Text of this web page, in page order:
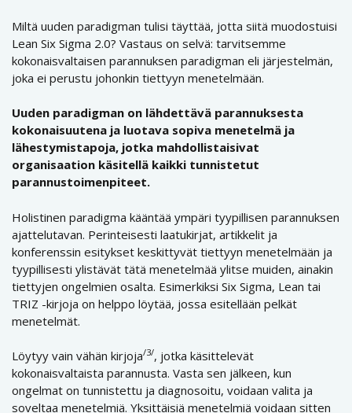
Miltä uuden paradigman tulisi täyttää, jotta siitä muodostuisi
Lean Six Sigma 2.0? Vastaus on selvä: tarvitsemme
kokonaisvaltaisen parannuksen paradigman eli järjestelmän,
joka ei perustu johonkin tiettyyn menetelmään.
Uuden paradigman on lähdettävä parannuksesta
kokonaisuutena ja luotava sopiva menetelmä ja
lähestymistapoja, jotka mahdollistaisivat
organisaation käsitellä kaikki tunnistetut
parannustoimenpiteet.
Holistinen paradigma kääntää ympäri tyypillisen parannuksen
ajattelutavan. Perinteisesti laatukirjat, artikkelit ja
konferenssin esitykset keskittyvät tiettyyn menetelmään ja
tyypillisesti ylistävät tätä menetelmää ylitse muiden, ainakin
tiettyjen ongelmien osalta. Esimerkiksi Six Sigma, Lean tai
TRIZ -kirjoja on helppo löytää, jossa esitellään pelkät
menetelmät.
Löytyy vain vähän kirjoja/3/, jotka käsittelevät
kokonaisvaltaista parannusta. Vasta sen jälkeen, kun
ongelmat on tunnistettu ja diagnosoitu, voidaan valita ja
soveltaa menetelmiä. Yksittäisiä menetelmiä voidaan sitten